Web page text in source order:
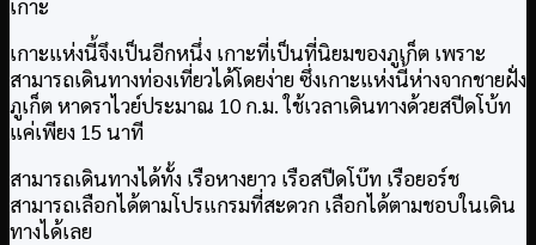
เกาะ
เกาะแห่งนี้จึงเป็นอีกหนึ่ง เกาะที่เป็นที่นิยมของภูเก็ต เพราะ
สามารถเดินทางท่องเที่ยวได้โดยง่าย ซึ่งเกาะแห่งนี้ห่างจากชายฝั่ง
ภูเก็ต หาดราไวย์ประมาณ 10 ก.ม. ใช้เวลาเดินทางด้วยสปีดโบ้ท
แค่เพียง 15 นาที
สามารถเดินทางได้ทั้ง เรือหางยาว เรือสปีดโบ๊ท เรือยอร์ช
สามารถเลือกได้ตามโปรแกรมที่สะดวก เลือกได้ตามชอบในเดิน
ทางได้เลย